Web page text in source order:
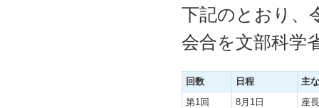
下記のとおり、
会合を文部科学
回数 日程
主
第1回
8月1日
座